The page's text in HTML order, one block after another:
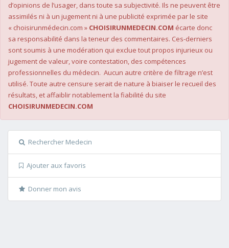
d’opinions de l’usager, dans toute sa subjectivité. Ils ne peuvent être
assimilés ni à un jugement ni à une publicité exprimée par le site
« choisirunmédecin.com » CHOISIRUNMEDECIN.COM écarte donc
sa responsabilité dans la teneur des commentaires. Ces-derniers
sont soumis à une modération qui exclue tout propos injurieux ou
jugement de valeur, voire contestation, des compétences
professionnelles du médecin. Aucun autre critère de filtrage n’est
utilisé. Toute autre censure serait de nature à biaiser le recueil des
résultats, et affaiblir notablement la fiabilité du site
CHOISIRUNMEDECIN.COM
Rechercher Medecin
Ajouter aux favoris
Donner mon avis